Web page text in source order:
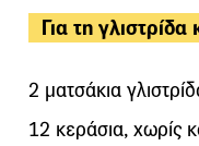
Για τη
2 ματσάκια
12 κεράσια, χωρίς